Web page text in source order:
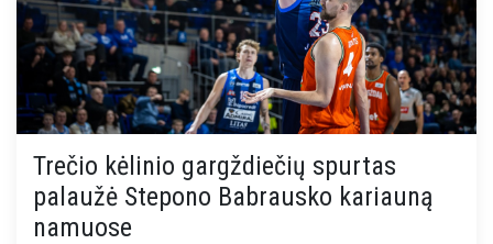
Trečio kėlinio gargždiečių spurtas
palaužė Stepono Babrausko kariauną
namuose